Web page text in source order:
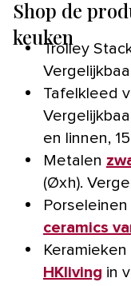
Shop de
keuken
Trolley
Tafelkleed
en linnen,
Metalen
(Øxh).
Porseleinen
ceramics
Keramieken
HKliving in